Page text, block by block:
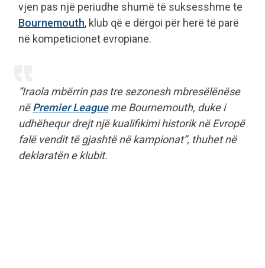
vjen pas një periudhe shumë të suksesshme te
Bournemouth, klub që e dërgoi për herë të parë
në kompeticionet evropiane.
“Iraola mbërrin pas tre sezonesh mbresëlënëse
nëPremier Leagueme Bournemouth, duke i
udhëhequr drejt një kualifikimi historik në Evropë
falë vendit të gjashtë në kampionat”, thuhet në
deklaratën e klubit.